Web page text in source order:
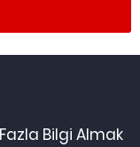
Bilgi Almak